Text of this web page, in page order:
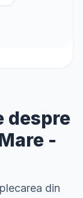
despre
-
din